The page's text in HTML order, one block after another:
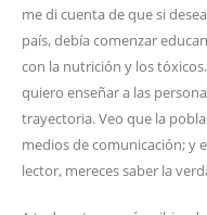
me di cuenta de que si
país, debía comenzar
con la nutrición y los
quiero enseñar a las
trayectoria. Veo que la
medios de comunicación; y
lector, mereces saber la